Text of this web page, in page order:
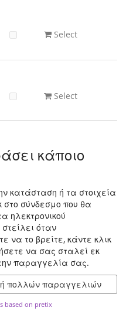
Select
Select
κάποιο
κατάσταση ή τα στοιχεία
στο σύνδεσμο που θα
ηλεκτρονικού
όταν
να το βρείτε, κάντε κλικ
να σας σταλεί εκ
παραγγελία σας.
πολλών παραγγελιών
based on pretix